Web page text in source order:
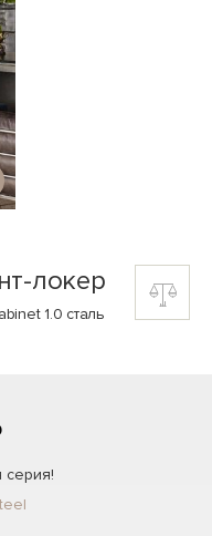
локер
1.0 сталь
серия!